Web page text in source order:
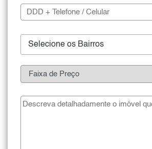
Selecione os Bairros